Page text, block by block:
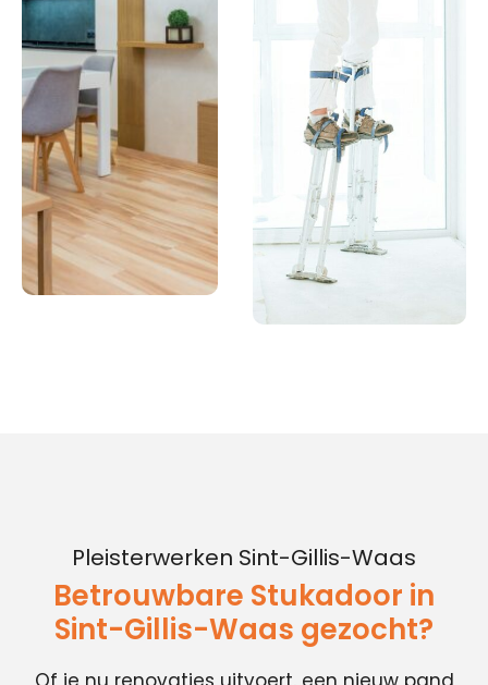
Pleisterwerken Sint-Gillis-Waas
Betrouwbare Stukadoor in
Sint-Gillis-Waas gezocht?